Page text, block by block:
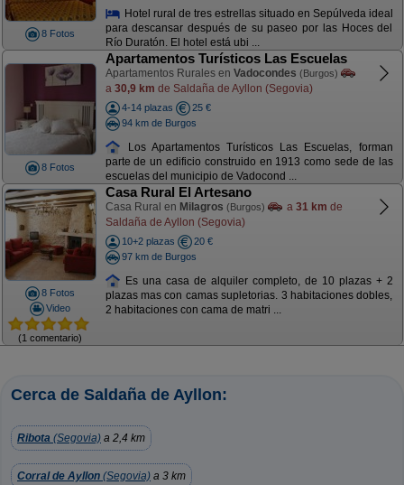
8 Fotos
Hotel rural de tres estrellas situado en Sepúlveda ideal
para descansar después de su paseo por las Hoces del
Río Duratón. El hotel está ubi ...
8 Fotos
Apartamentos Turísticos Las Escuelas
Apartamentos Rurales en Vadocondes (Burgos)
a 30,9 km de Saldaña de Ayllon (Segovia)
4-14 plazas
25 €
94 km de Burgos
Los Apartamentos Turísticos Las Escuelas, forman
parte de un edificio construido en 1913 como sede de las
escuelas del municipio de Vadocond ...
8 Fotos
Video
(1 comentario)
Casa Rural El Artesano
Casa Rural en Milagros (Burgos) a 31 km de
Saldaña de Ayllon (Segovia)
10+2 plazas
20 €
97 km de Burgos
Es una casa de alquiler completo, de 10 plazas + 2
plazas mas con camas supletorias. 3 habitaciones dobles,
2 habitaciones con cama de matri ...
Cerca de Saldaña de Ayllon:
Ribota (Segovia) a 2,4 km
Corral de Ayllon (Segovia) a 3 km